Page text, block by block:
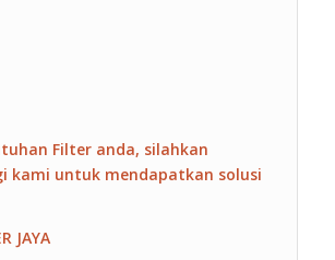
Filter anda, silahkan
kami untuk mendapatkan solusi
JAYA